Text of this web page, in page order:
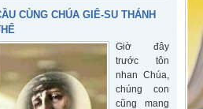
chúng con
cũng mang
của những
con người
đầy khiếm
khuyết tội
lỗi, xin giải